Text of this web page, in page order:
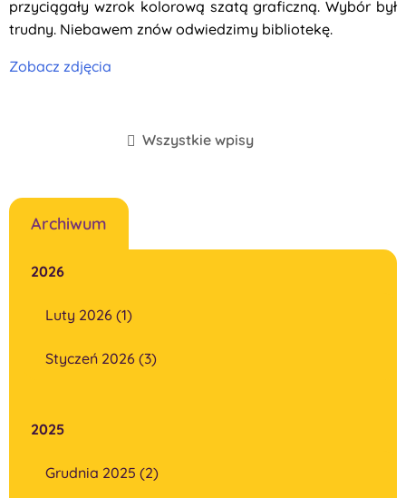
przyciągały wzrok kolorową szatą graficzną. Wybór był
trudny. Niebawem znów odwiedzimy bibliotekę.
Zobacz zdjęcia
Wszystkie wpisy
Archiwum
2026
Luty 2026 (1)
Styczeń 2026 (3)
2025
Grudnia 2025 (2)